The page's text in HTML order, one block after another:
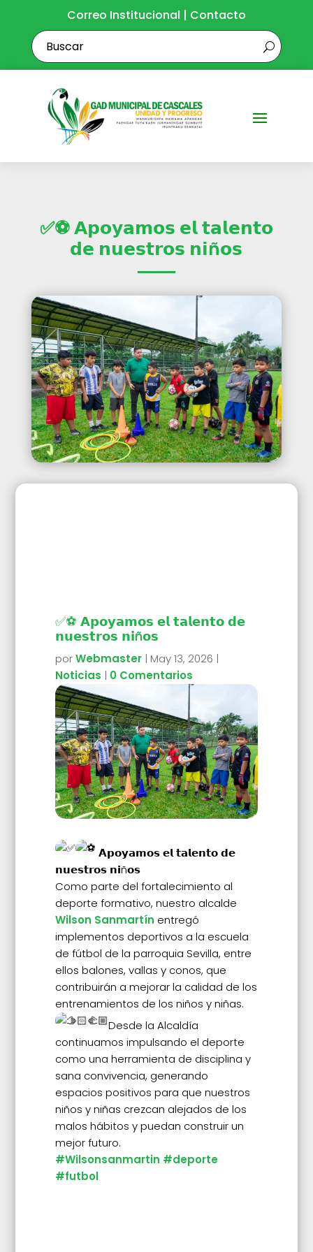
Correo Institucional | Contacto
✅⚽ 𝗔𝗽𝗼𝘆𝗮𝗺𝗼𝘀 𝗲𝗹 𝘁𝗮𝗹𝗲𝗻𝘁𝗼
𝗱𝗲 𝗻𝘂𝗲𝘀𝘁𝗿𝗼𝘀 𝗻𝗶ñ𝗼𝘀
✅⚽ 𝗔𝗽𝗼𝘆𝗮𝗺𝗼𝘀 𝗲𝗹 𝘁𝗮𝗹𝗲𝗻𝘁𝗼 𝗱𝗲
𝗻𝘂𝗲𝘀𝘁𝗿𝗼𝘀 𝗻𝗶ñ𝗼𝘀
porWebmaster| May 13, 2026 |
Noticias | 0 Comentarios
𝗔𝗽𝗼𝘆𝗮𝗺𝗼𝘀 𝗲𝗹 𝘁𝗮𝗹𝗲𝗻𝘁𝗼 𝗱𝗲
𝗻𝘂𝗲𝘀𝘁𝗿𝗼𝘀 𝗻𝗶ñ𝗼𝘀
Como parte del fortalecimiento al
deporte formativo, nuestro alcalde
Wilson Sanmartín entregó
implementos deportivos a la escuela
de fútbol de la parroquia Sevilla, entre
ellos balones, vallas y conos, que
contribuirán a mejorar la calidad de los
entrenamientos de los niños y niñas.
Desde la Alcaldía
continuamos impulsando el deporte
como una herramienta de disciplina y
sana convivencia, generando
espacios positivos para que nuestros
niños y niñas crezcan alejados de los
malos hábitos y puedan construir un
mejor futuro.
#Wilsonsanmartin #deporte
#futbol